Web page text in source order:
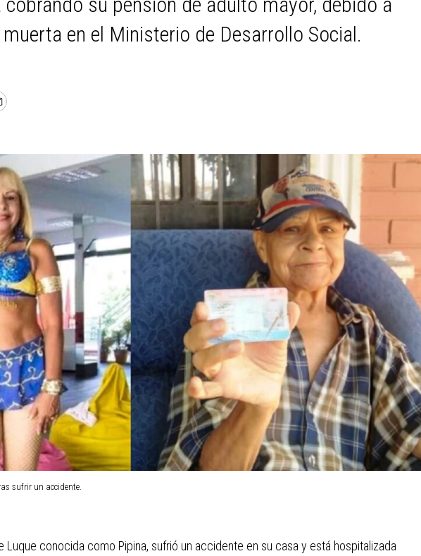
en el Ministerio de Desarrollo Social.
sufrir un accidente.
Luque conocida como Pipina, sufrió un accidente en su casa y está hospitalizada